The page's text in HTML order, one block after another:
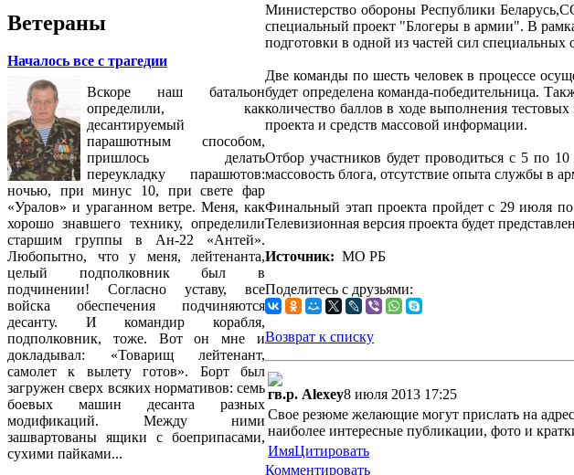
Ветераны
Началось все с трагедии
Вскоре наш батальон
определили, как
десантируемый
парашютным способом,
пришлось делать
переукладку парашютов:
ночью, при минус 10, при свете фар
«Уралов» и ураганном ветре. Меня, как
хорошо знавшего технику, определили
старшим группы в Ан-22 «Антей».
Любопытно, что у меня, лейтенанта,
целый подполковник был в
подчинении! Согласно уставу, все
войска обеспечения подчиняются
десанту. И командир корабля,
подполковник, тоже. Вот он мне и
докладывал: «Товарищ лейтенант,
самолет к вылету готов». Борт был
загружен сверх всяких нормативов: семь
боевых машин десанта разных
модификаций. Между ними
зашвартованы ящики с боеприпасами,
сухими пайками...
Министерство обороны Республики
специальный проект "Блогеры в армии". В
подготовки в одной из частей сил
Две команды по шесть человек в процессе
будет определена команда-победительница.
количество баллов в ходе выполнения
проекта и средств массовой информации.
Отбор участников будет проводиться с 5 по
массовость блога, отсутствие опыта службы в
Финальный этап проекта пройдет с 29 июля
Телевизионная версия проекта будет
Источник: МО РБ
Поделитесь с друзьями:
Возврат к списку
гв.р. Alexey8 июля 2013 17:25
Свое резюме желающие могут прислать на
наиболее интересные публикации, фото и
ИмяЦитировать
Комментировать